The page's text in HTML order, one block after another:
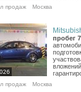
продаж Москва
пробег
продаж Москва